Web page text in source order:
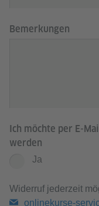
Bemerkungen
Ich möchte per E-
werden
Ja
Widerruf jederzeit
onlinekurse-